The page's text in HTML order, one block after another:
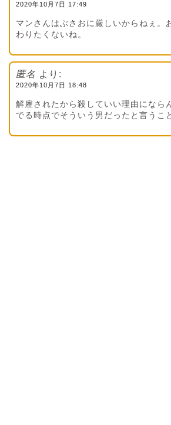
2020年10月7日 17:49
マンさんはぶさおに厳しいからねぇ。
わりたくないね。
匿名 より:
2020年10月7日 18:48
解雇されたから殺していい理由になら
でる時点でそういう男だったと言うこ